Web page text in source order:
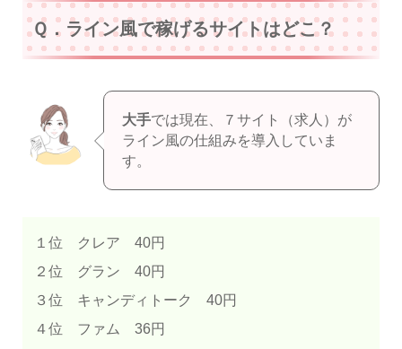
Ｑ．ライン風で稼げるサイトはどこ？
大手では現在、７サイト（求人）が
ライン風の仕組みを導入していま
す。
１位 クレア 40円
２位 グラン 40円
３位 キャンディトーク 40円
４位 ファム 36円